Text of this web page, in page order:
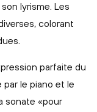
lyrisme. Les
colorant
parfaite du
le piano et le
sonate «pour